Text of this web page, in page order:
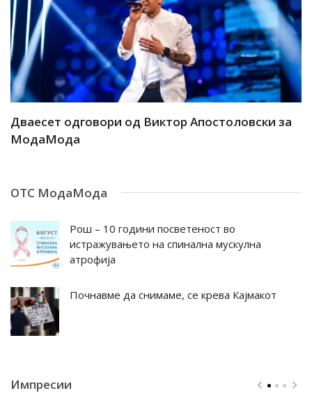
Дваесет одговори од Виктор Апостоловски за
МодаМода
ОТС МодаМода
Рош – 10 години посветеност во
истражувањето на спинална мускулна
атрофија
Почнавме да снимаме, се крева Кајмакот
Импресии